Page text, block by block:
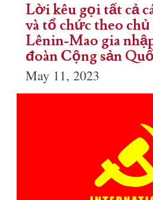
Lời kêu gọi tất cả
và tổ chức theo
Lênin-Mao gia
đoàn Cộng sản
May 11, 2023